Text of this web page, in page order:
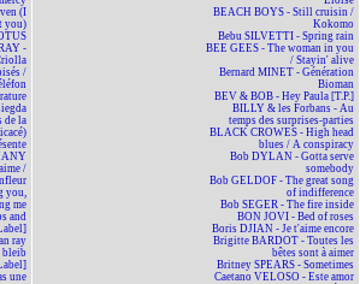
(I
you)
-
/
de la
/
you,
me
and
ray
bleib
une
BEACH BOYS - Still cruisin /
Kokomo
Bebu SILVETTI - Spring rain
BEE GEES - The woman in you
/ Stayin' alive
Bernard MINET - Génération
Bioman
BEV & BOB - Hey Paula [T.P.]
BILLY & les Forbans - Au
temps des surprises-parties
BLACK CROWES - High head
blues / A conspiracy
Bob DYLAN - Gotta serve
somebody
Bob GELDOF - The great song
of indifference
Bob SEGER - The fire inside
BON JOVI - Bed of roses
Boris DJIAN - Je t'aime encore
Brigitte BARDOT - Toutes les
bêtes sont à aimer
Britney SPEARS - Sometimes
Caetano VELOSO - Este amor